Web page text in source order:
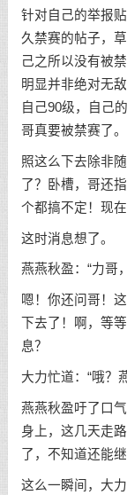
针对自己的举报
久禁赛的帖子，
己之所以没有被
明显并非绝对无
自己90级，自己
哥真要被禁赛了。
照这么下去除非
了？卧槽，哥还
个都搞不定！现在
这时消息想了。
燕燕秋盈：“力哥
嗯！你还问哥！
下去了！啊，等
息？
大力忙道：“哦？
燕燕秋盈吁了口
身上，这几天走
了，不知道还能
这么一瞬间，大